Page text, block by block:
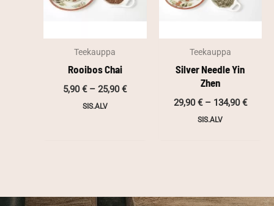
Teekauppa
Rooibos Chai
5,90€ – 25,90€Hintaluokka:
SIS.ALV
Teekauppa
Silver Needle Yin
Zhen
29,90€ – 134,90€
SIS.ALV